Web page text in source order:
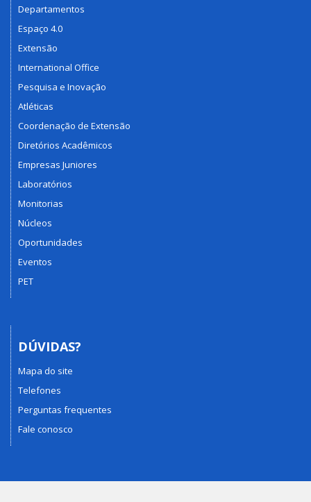
Departamentos
Espaço 4.0
Extensão
International Office
Pesquisa e Inovação
Atléticas
Coordenação de Extensão
Diretórios Acadêmicos
Empresas Juniores
Laboratórios
Monitorias
Núcleos
Oportunidades
Eventos
PET
DÚVIDAS?
Mapa do site
Telefones
Perguntas frequentes
Fale conosco